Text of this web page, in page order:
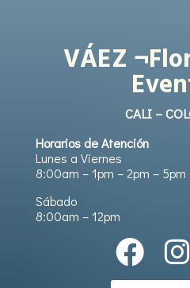
VÁEZ
CALI –
Horarios de Atención
Lunes a Viernes
8:00am – 1pm – 2pm – 5pm
Sábado
8:00am – 12pm